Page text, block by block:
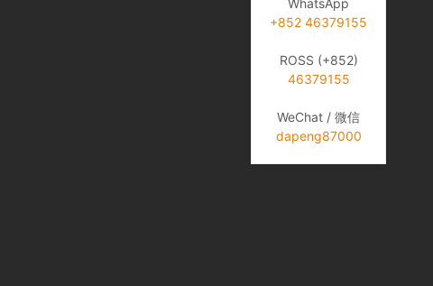
WhatsApp
+852 46379155
ROSS (+852)
46379155
WeChat / 微信
dapeng87000